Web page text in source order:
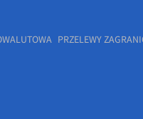
PRZELEWY